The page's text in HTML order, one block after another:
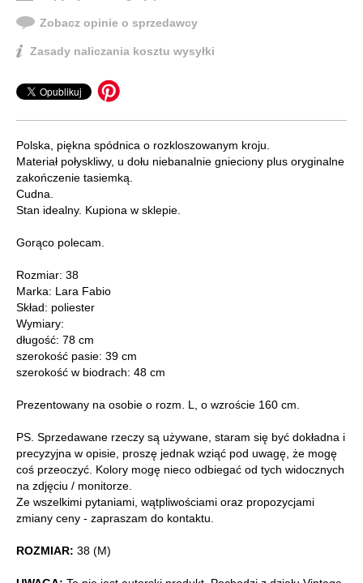
Zobacz opinie o sprzedawcy
Zasady naliczania kosztu wysyłki
Polska, piękna spódnica o rozkloszowanym kroju.
Materiał połyskliwy, u dołu niebanalnie gnieciony plus oryginalne
zakończenie tasiemką.
Cudna.
Stan idealny. Kupiona w sklepie.
Gorąco polecam.
Rozmiar: 38
Marka: Lara Fabio
Skład: poliester
Wymiary:
długość: 78 cm
szerokość pasie: 39 cm
szerokość w biodrach: 48 cm
Prezentowany na osobie o rozm. L, o wzroście 160 cm.
PS. Sprzedawane rzeczy są używane, staram się być dokładna i
precyzyjna w opisie, proszę jednak wziąć pod uwagę, że mogę
coś przeoczyć. Kolory mogę nieco odbiegać od tych widocznych
na zdjęciu / monitorze.
Ze wszelkimi pytaniami, wątpliwościami oraz propozycjami
zmiany ceny - zapraszam do kontaktu.
ROZMIAR: 38 (M)